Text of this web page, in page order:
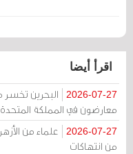
اقرأ أيضا
2026-07-27
البحرين تخسر
معارضون في المملكة
2026-07-27
علماء من
من انتهاكات